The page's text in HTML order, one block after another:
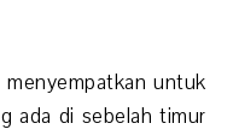
untuk
ada di sebelah timur